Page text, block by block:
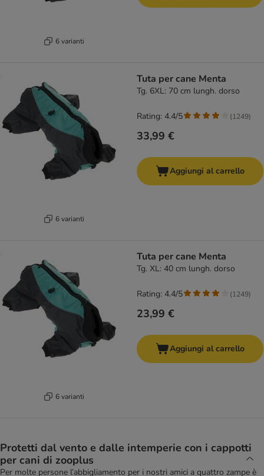
6 varianti
6 varianti
Tuta per cane Menta
Tg. 6XL: 70 cm lungh. dorso
33,99 €
Rating: 4.4/5 (1249)
Aggiungi al carrello
6 varianti
Tuta per cane Menta
Tg. XL: 40 cm lungh. dorso
23,99 €
Rating: 4.4/5 (1249)
Aggiungi al carrello
Protetti dal vento e dalle intemperie con i cappotti
per cani di zooplus
Per molte persone l’abbigliamento per i nostri amici a quattro zampe è